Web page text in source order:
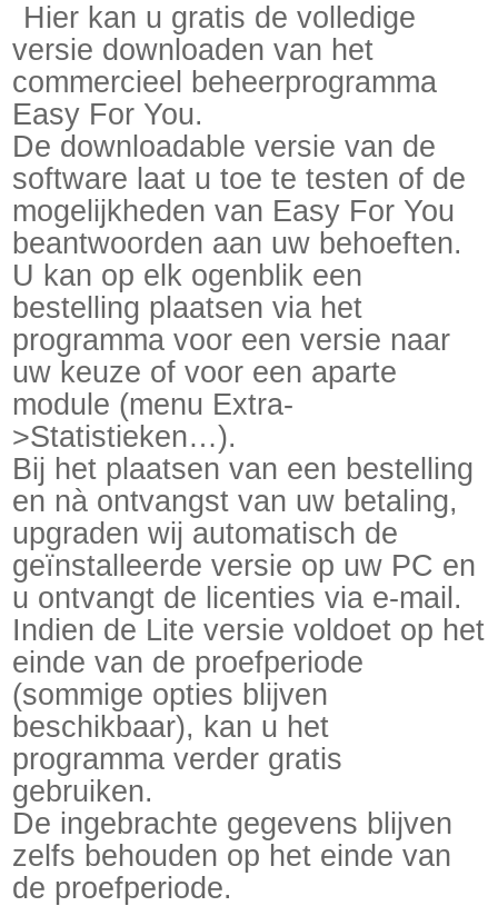
Hier kan u gratis de volledige
versie downloaden van het
commercieel beheerprogramma
Easy For You.
De downloadable versie van de
software laat u toe te testen of de
mogelijkheden van Easy For You
beantwoorden aan uw behoeften.
U kan op elk ogenblik een
bestelling plaatsen via het
programma voor een versie naar
uw keuze of voor een aparte
module (menu Extra-
>Statistieken…).
Bij het plaatsen van een bestelling
en nà ontvangst van uw betaling,
upgraden wij automatisch de
geïnstalleerde versie op uw PC en
u ontvangt de licenties via e-mail.
Indien de Lite versie voldoet op het
einde van de proefperiode
(sommige opties blijven
beschikbaar), kan u het
programma verder gratis
gebruiken.
De ingebrachte gegevens blijven
zelfs behouden op het einde van
de proefperiode.